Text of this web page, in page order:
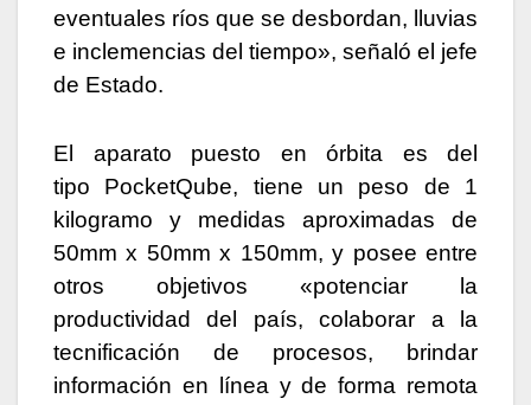
eventuales ríos que se desbordan, lluvias
e inclemencias del tiempo», señaló el jefe
de Estado.
El aparato puesto en órbita es del
tipo PocketQube, tiene un peso de 1
kilogramo y medidas aproximadas de
50mm x 50mm x 150mm, y posee entre
otros objetivos «potenciar la
productividad del país, colaborar a la
tecnificación de procesos, brindar
información en línea y de forma remota